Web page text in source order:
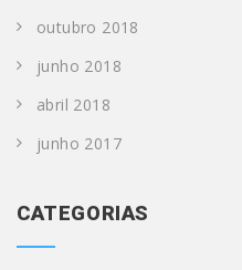
outubro 2018
junho 2018
abril 2018
junho 2017
CATEGORIAS